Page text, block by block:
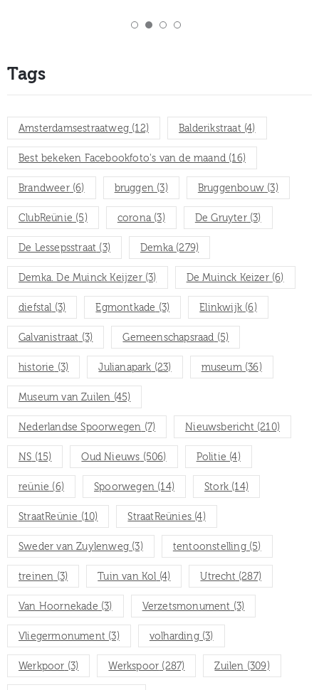
Tags
Amsterdamsestraatweg (12) Balderikstraat(4)
Best bekeken Facebookfoto's van de maand (16)
Brandweer(6) bruggen (3) Bruggenbouw (3)
ClubReünie (5) corona (3) De Gruyter(3)
De Lessepsstraat (3) Demka (279)
Demka. De Muinck Keijzer(3) De Muinck Keizer(6)
diefstal (3) Egmontkade (3) Elinkwijk (6)
Galvanistraat (3) Gemeenschapsraad (5)
historie (3) Julianapark (23) museum(36)
Museum van Zuilen (45)
Nederlandse Spoorwegen (7) Nieuwsbericht(210)
NS (15) Oud Nieuws (506) Politie (4)
reünie (6) Spoorwegen (14) Stork (14)
StraatReünie (10) StraatReünies (4)
Sweder van Zuylenweg (3) tentoonstelling(5)
treinen (3) Tuin van Kol (4) Utrecht(287)
Van Hoornekade (3) Verzetsmonument (3)
Vliegermonument (3) volharding(3)
Werkpoor (3) Werkspoor (287) Zuilen (309)